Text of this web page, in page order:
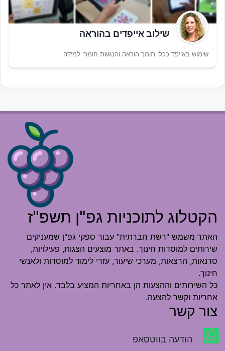
שילוב אייפדים בהוראה
שימוש באייפד ככלי תומך הוראה והנגשת חומרי למידה
הקטלוג לתוכניות גפ"ן תשפ"ז
האתר משמש "רשת חברתית" עבור ספקי גפ"ן שמעניקים
שירותים למוסדות חינוך. באתר מוצעים הצגות, פעילויות,
סדנאות, הרצאות, מערכי שיעור, עזרי לימוד למוסדות ולאנשי
חינוך.
כל השירותים וההצעות הן באחריות המציע בלבד. אין לאתר כל
אחריות וקשר להצעה.
צור קשר
הודעה בווטסאפ